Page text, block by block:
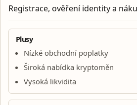
Registrace, ověření identity a
Plusy
Nízké obchodní poplatky
Široká nabídka kryptoměn
Vysoká likvidita